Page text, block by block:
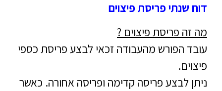
דוח שנתי פריסת פיצוים
מה זה פריסת פיצוים ?
עובד הפורש מהעבודה זכאי לבצע פריסת כספי
פיצוים.
ניתן לבצע פריסה קדימה ופריסה אחורה. כאשר